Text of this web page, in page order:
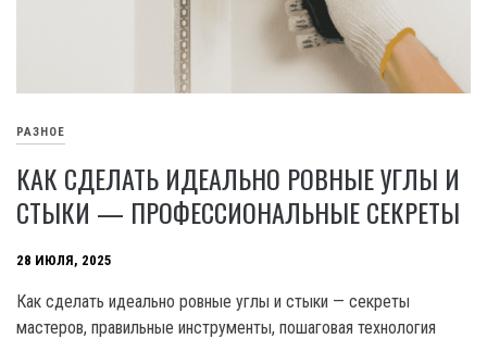
РАЗНОЕ
КАК СДЕЛАТЬ ИДЕАЛЬНО РОВНЫЕ УГЛЫ И
СТЫКИ — ПРОФЕССИОНАЛЬНЫЕ СЕКРЕТЫ
28 ИЮЛЯ, 2025
Как сделать идеально ровные углы и стыки — секреты
мастеров, правильные инструменты, пошаговая технология